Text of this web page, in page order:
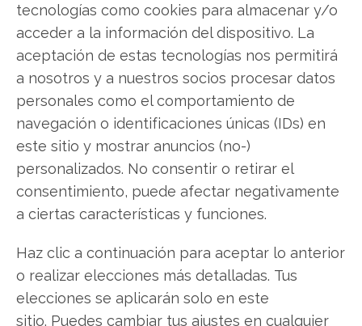
tecnologías como cookies para almacenar y/o
acceder a la información del dispositivo. La
aceptación de estas tecnologías nos permitirá
a nosotros y a nuestros socios procesar datos
personales como el comportamiento de
navegación o identificaciones únicas (IDs) en
este sitio y mostrar anuncios (no-)
personalizados. No consentir o retirar el
consentimiento, puede afectar negativamente
a ciertas características y funciones.
Haz clic a continuación para aceptar lo anterior
o realizar elecciones más detalladas. Tus
elecciones se aplicarán solo en este
sitio. Puedes cambiar tus ajustes en cualquier
Twitter
Facebook
LinkedIn
SOBRE EL AUTOR
Laura Fernández Silva